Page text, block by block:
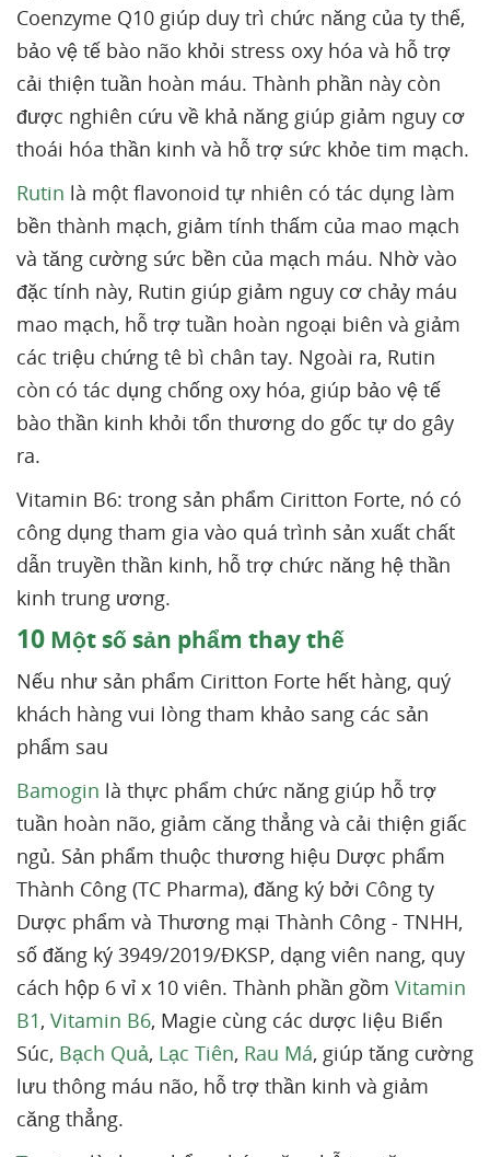
Coenzyme Q10 giúp duy trì chức năng của ty thể,
bảo vệ tế bào não khỏi stress oxy hóa và hỗ trợ
cải thiện tuần hoàn máu. Thành phần này còn
được nghiên cứu về khả năng giúp giảm nguy cơ
thoái hóa thần kinh và hỗ trợ sức khỏe tim mạch.
Rutin là một flavonoid tự nhiên có tác dụng làm
bền thành mạch, giảm tính thấm của mao mạch
và tăng cường sức bền của mạch máu. Nhờ vào
đặc tính này, Rutin giúp giảm nguy cơ chảy máu
mao mạch, hỗ trợ tuần hoàn ngoại biên và giảm
các triệu chứng tê bì chân tay. Ngoài ra, Rutin
còn có tác dụng chống oxy hóa, giúp bảo vệ tế
bào thần kinh khỏi tổn thương do gốc tự do gây
ra.
Vitamin B6: trong sản phẩm Ciritton Forte, nó có
công dụng tham gia vào quá trình sản xuất chất
dẫn truyền thần kinh, hỗ trợ chức năng hệ thần
kinh trung ương.
10 Một số sản phẩm thay thế
Nếu như sản phẩm Ciritton Forte hết hàng, quý
khách hàng vui lòng tham khảo sang các sản
phẩm sau
Bamogin là thực phẩm chức năng giúp hỗ trợ
tuần hoàn não, giảm căng thẳng và cải thiện giấc
ngủ. Sản phẩm thuộc thương hiệu Dược phẩm
Thành Công (TC Pharma), đăng ký bởi Công ty
Dược phẩm và Thương mại Thành Công - TNHH,
số đăng ký 3949/2019/ÐKSP, dạng viên nang, quy
cách hộp 6 vỉ x 10 viên. Thành phần gồm Vitamin
B1, Vitamin B6, Magie cùng các dược liệu Biển
Súc, Bạch Quả, Lạc Tiên, Rau Má, giúp tăng cường
lưu thông máu não, hỗ trợ thần kinh và giảm
căng thẳng.